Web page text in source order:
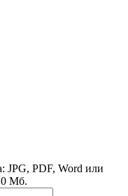
JPG, PDF, Word или
Мб.